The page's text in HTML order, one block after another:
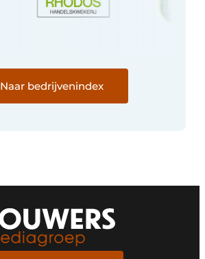
Naar bedrijvenindex